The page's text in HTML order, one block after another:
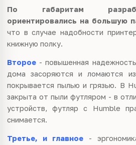
По габаритам
ориентировались на большую
что в случае надобности
книжную полку.
Второе - повышенная
дома засоряются и ломаются
покрывается пылью и грязью. В
закрыта от пыли футляром - в
устройств, футляр с Humble
снимается.
Третье, и главное -